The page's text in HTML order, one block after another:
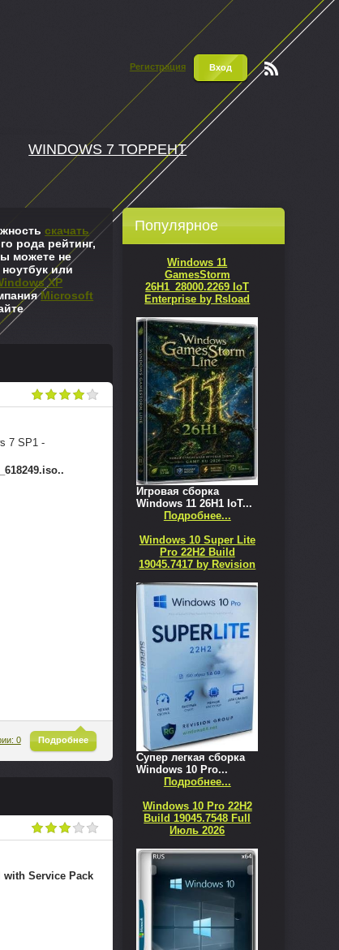
Регистрация Вход
WINDOWS 7 ТОРРЕНТ
скачать
рода рейтинг,
можете не
или
XP
Microsoft
7 SP1 -
Подробнее
0
Sеrvice Pack
Популярное
Windows 11
GamesStorm
26H1_28000.2269 IoT
Enterprise by Rsload
Игровая сборка
Windows 11 26H1 IoT...
Подробнее...
Windows 10 Super Lite
Pro 22H2 Build
19045.7417 by Revision
Супер легкая сборка
Windows 10 Pro...
Подробнее...
Windows 10 Pro 22H2
Build 19045.7548 Full
Июль 2026